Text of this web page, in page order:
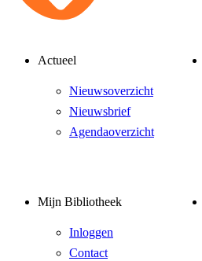
Actueel
Nieuwsoverzicht
Nieuwsbrief
Agendaoverzicht
Mijn Bibliotheek
Inloggen
Contact